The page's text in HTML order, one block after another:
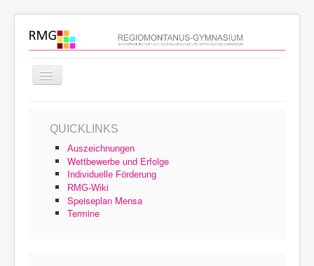
Navigation
an/aus
Schulprofil
Schulfamilie
Unterricht
Schulleben
QUICKLINKS
Auszeichnungen
Wettbewerbe und Erfolge
Individuelle Förderung
RMG-Wiki
Speiseplan Mensa
Termine